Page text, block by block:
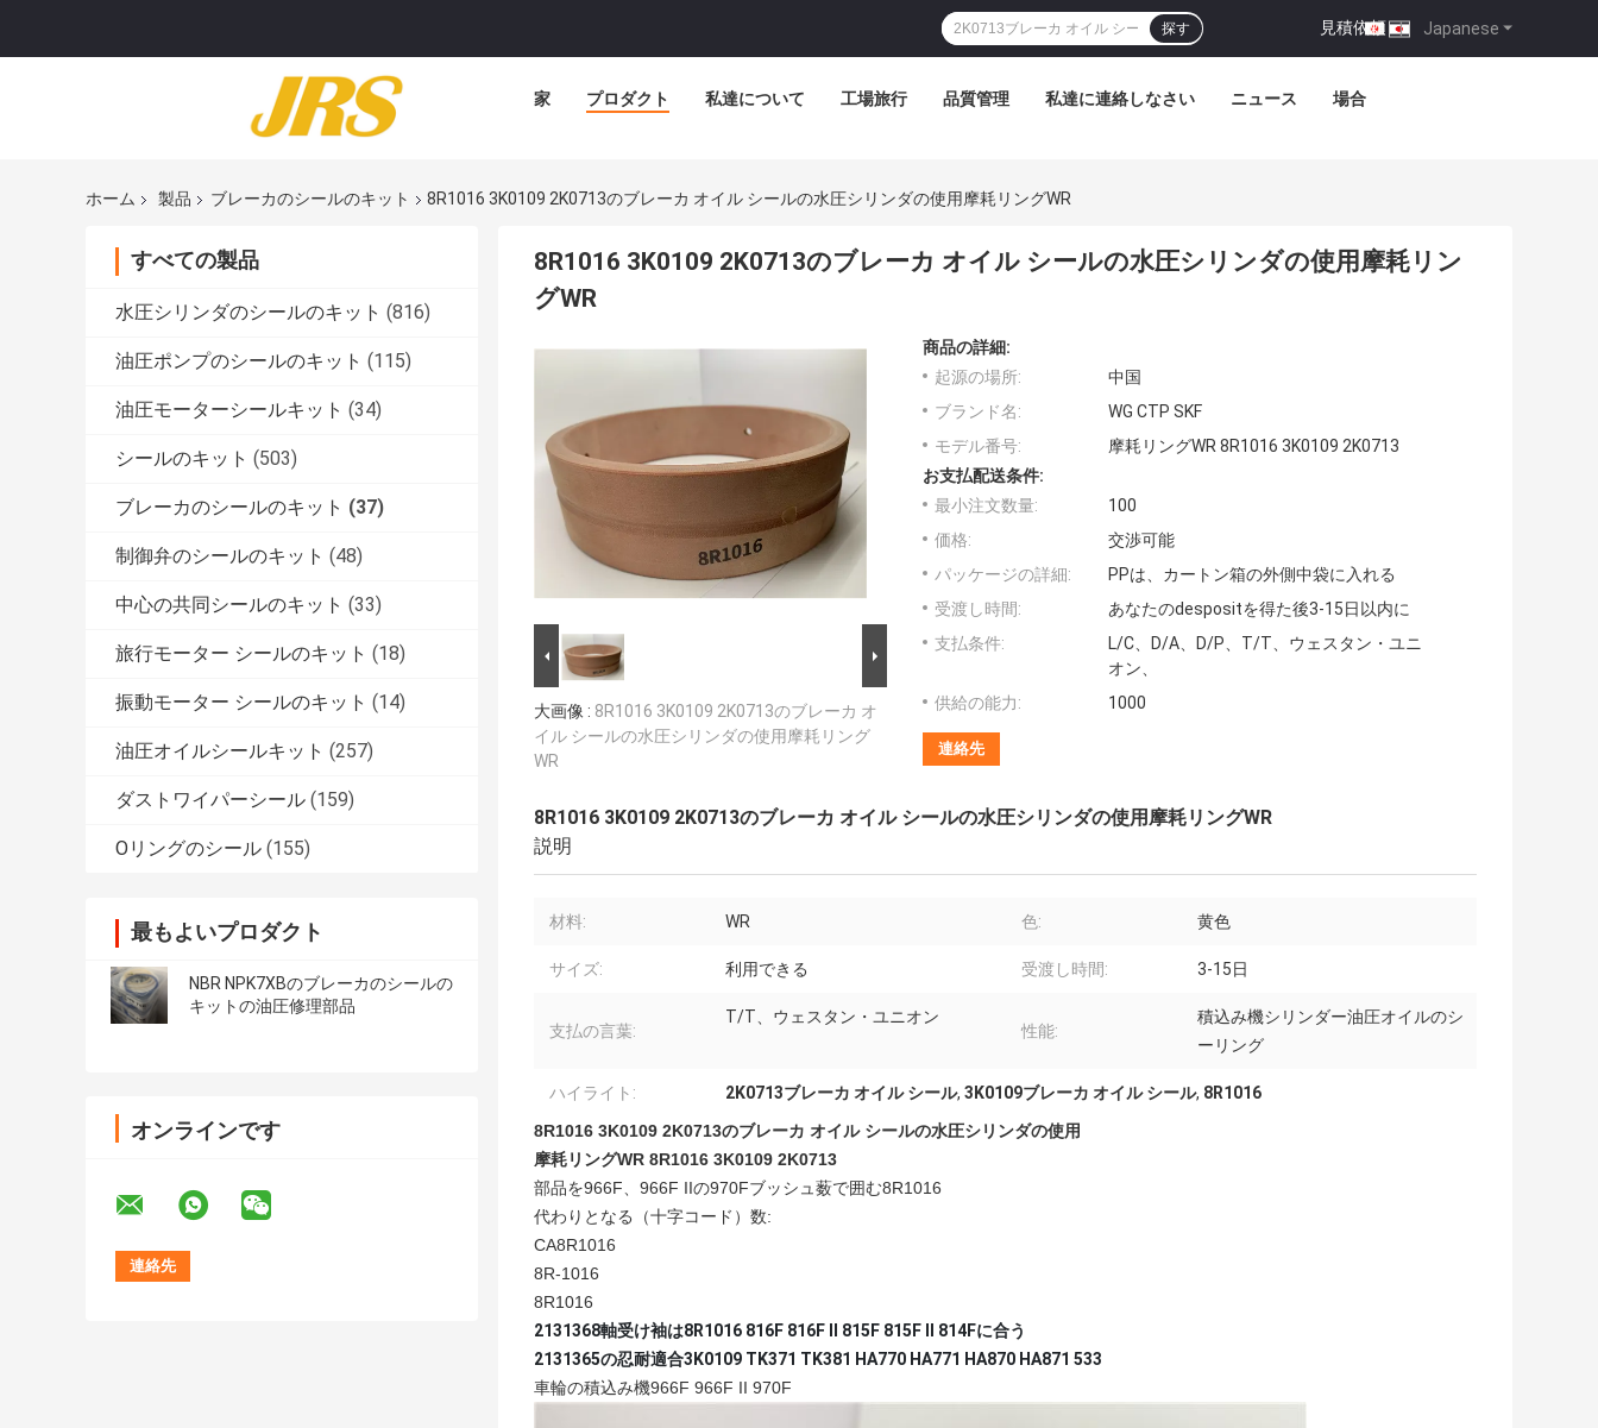
Japanese
見積依頼 |
探す
家 プロダクト 私達について 工場旅行 品質管理 私達に連絡しなさい ニュース 場合
ホーム 製品 ブレーカのシールのキット 8R1016 3K0109 2K0713のブレーカ オイル シールの水圧シリンダの使用摩耗リングWR
すべての製品
水圧シリンダのシールのキット (816)
油圧ポンプのシールのキット (115)
油圧モーターシールキット (34)
シールのキット (503)
ブレーカのシールのキット (37)
制御弁のシールのキット (48)
中心の共同シールのキット (33)
旅行モーター シールのキット (18)
振動モーター シールのキット (14)
油圧オイルシールキット (257)
ダストワイパーシール (159)
Oリングのシール (155)
最もよいプロダクト
NBR NPK7XBのブレーカのシールの
キットの油圧修理部品
オンラインです
8R1016 3K0109 2K0713のブレーカ オイル シールの水圧シリンダの使用摩耗リン
グWR
大画像 : 8R1016 3K0109 2K0713のブレーカ オ
イル シールの水圧シリンダの使用摩耗リング
WR
商品の詳細:
起源の場所:
中国
ブランド名:
WG CTP SKF
モデル番号:
摩耗リングWR 8R1016 3K0109 2K0713
お支払配送条件:
最小注文数量:
100
価格:
交渉可能
パッケージの詳細:
PPは、カートン箱の外側中袋に入れる
受渡し時間:
あなたのdespositを得た後3-15日以内に
支払条件:
L/C、D/A、D/P、T/T、ウェスタン・ユニ
オン、
供給の能力:
1000
連絡先
8R1016 3K0109 2K0713のブレーカ オイル シールの水圧シリンダの使用摩耗リングWR
説明
材料: WR 色: 黄色
サイズ: 利用できる 受渡し時間: 3-15日
支払の言葉:
T/T、ウェスタン・ユニオン
性能:
積込み機シリンダー油圧オイルのシ
ーリング
ハイライト: 2K0713ブレーカ オイル シール, 3K0109ブレーカ オイル シール, 8R1016
8R1016 3K0109 2K0713のブレーカ オイル シールの水圧シリンダの使用
摩耗リングWR 8R1016 3K0109 2K0713
部品を966F、966F IIの970Fブッシュ薮で囲む8R1016
代わりとなる（十字コード）数:
CA8R1016
8R-1016
8R1016
2131368軸受け袖は8R1016 816F 816F II 815F 815F II 814Fに合う
2131365の忍耐適合3K0109 TK371 TK381 HA770 HA771 HA870 HA871 533
車輪の積込み機966F 966F II 970F